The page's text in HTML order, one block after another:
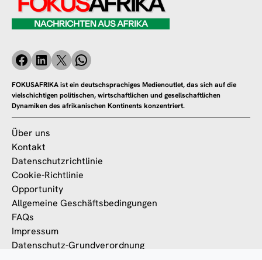
FOKUSAFRIKA ist ein deutschsprachiges Medienoutlet, das sich auf die
vielschichtigen politischen, wirtschaftlichen und gesellschaftlichen
Dynamiken des afrikanischen Kontinents konzentriert.
Über uns
Kontakt
Datenschutzrichtlinie
Cookie-Richtlinie
Opportunity
Allgemeine Geschäftsbedingungen
FAQs
Impressum
Datenschutz-Grundverordnung